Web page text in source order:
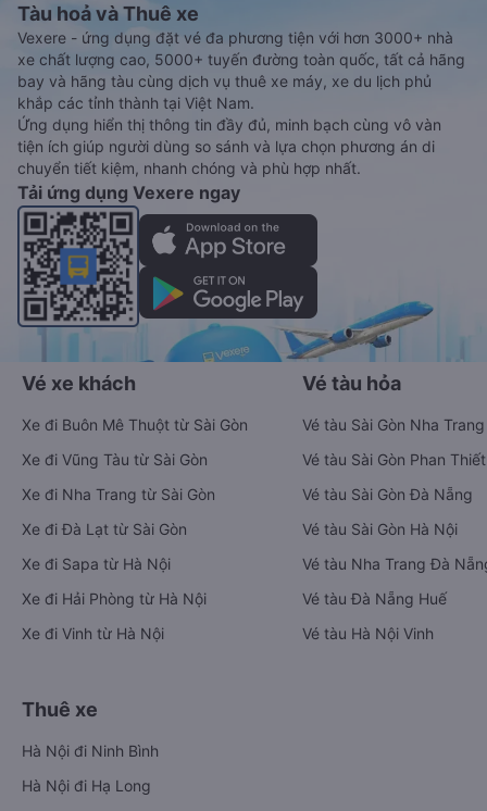
Tàu hoả và Thuê xe
Vexere - ứng dụng đặt vé đa phương tiện với hơn 3000+ nhà
xe chất lượng cao, 5000+ tuyến đường toàn quốc, tất cả hãng
bay và hãng tàu cùng dịch vụ thuê xe máy, xe du lịch phủ
khắp các tỉnh thành tại Việt Nam.
Ứng dụng hiển thị thông tin đầy đủ, minh bạch cùng vô vàn
tiện ích giúp người dùng so sánh và lựa chọn phương án di
chuyển tiết kiệm, nhanh chóng và phù hợp nhất.
Tải ứng dụng Vexere ngay
Vé xe khách
Xe đi Buôn Mê Thuột từ Sài Gòn
Xe đi Vũng Tàu từ Sài Gòn
Xe đi Nha Trang từ Sài Gòn
Xe đi Đà Lạt từ Sài Gòn
Xe đi Sapa từ Hà Nội
Xe đi Hải Phòng từ Hà Nội
Xe đi Vinh từ Hà Nội
Vé tàu hỏa
Vé tàu Sài Gòn Nha Trang
Vé tàu Sài Gòn Phan Thiết
Vé tàu Sài Gòn Đà Nẵng
Vé tàu Sài Gòn Hà Nội
Vé tàu Nha Trang Đà
Vé tàu Đà Nẵng Huế
Vé tàu Hà Nội Vinh
Thuê xe
Hà Nội đi Ninh Bình
Hà Nội đi Hạ Long